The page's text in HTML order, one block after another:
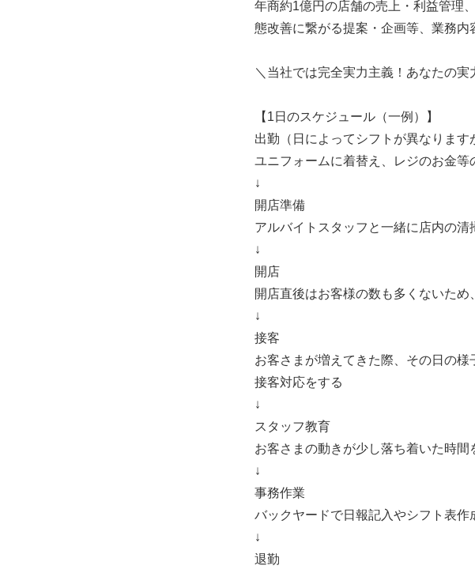
年商約1億円の店舗の売上・利益管理
態改善に繋がる提案・企画等、業務内
＼当社では完全実力主義！あなたの実
【1日のスケジュール（一例）】
出勤（日によってシフトが異なります
ユニフォームに着替え、レジのお金等
↓
開店準備
アルバイトスタッフと一緒に店内の清
↓
開店
開店直後はお客様の数も多くないた
↓
接客
お客さまが増えてきた際、その日の
接客対応をする
↓
スタッフ教育
お客さまの動きが少し落ち着いた時
↓
事務作業
バックヤードで日報記入やシフト表作
↓
退勤